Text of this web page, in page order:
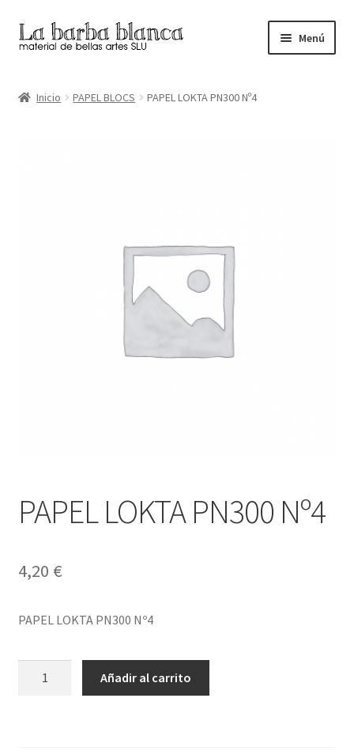
Ir
a
navegación
Ir
al
Menú
Inicio PAPEL BLOCS PAPEL LOKTA PN300 Nº4
PAPEL LOKTA PN300 Nº4
4,20 €
PAPEL LOKTA PN300 Nº4
Añadir al carrito